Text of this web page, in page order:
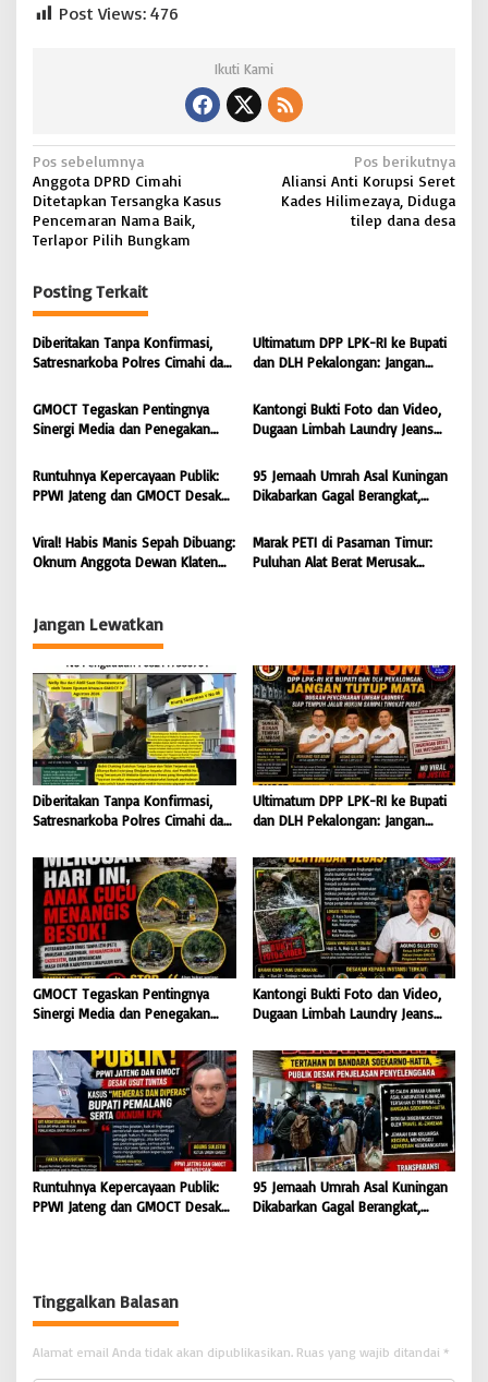
Post Views: 476
Ikuti Kami
N
a
v
g
a
s
p
o
s
Pos sebelumnya
Anggota DPRD Cimahi
Ditetapkan Tersangka Kasus
Pencemaran Nama Baik,
Terlapor Pilih Bungkam
Pos berikutnya
Aliansi Anti Korupsi Seret
Kades Hilimezaya, Diduga
tilep dana desa
Posting Terkait
Diberitakan Tanpa Konfirmasi,
Satresnarkoba Polres Cimahi dan
Sepihak
Ultimatum DPP LPK-RI ke Bupati
dan DLH Pekalongan: Jangan
Limbah Laundry, Siap Tempuh
Jalur Hukum Sampai Tingkat
Pusat
GMOCT Tegaskan Pentingnya
Sinergi Media dan Penegakan
Kabupaten Limapuluh Kota
Kantongi Bukti Foto dan Video,
Dugaan Limbah Laundry Jeans
RI dan GMOCT Desak KLH, Polri
Hingga Kejaksaan Bertindak
Runtuhnya Kepercayaan Publik:
PPWI Jateng dan GMOCT Desak
Diperas” Bupati Pemalang Serta
Oknum KPK
95 Jemaah Umrah Asal Kuningan
Dikabarkan Gagal Berangkat,
Komitmen Layanan Sesuai Aturan
Viral! Habis Manis Sepah Dibuang:
Oknum Anggota Dewan Klaten
keterangan
Marak PETI di Pasaman Timur:
Puluhan Alat Berat Merusak
Jangan Lewatkan
Diberitakan Tanpa Konfirmasi,
Satresnarkoba Polres Cimahi dan
Sepihak
Ultimatum DPP LPK-RI ke Bupati
dan DLH Pekalongan: Jangan
Limbah Laundry, Siap Tempuh
Jalur Hukum Sampai Tingkat
Pusat
GMOCT Tegaskan Pentingnya
Sinergi Media dan Penegakan
Kabupaten Limapuluh Kota
Kantongi Bukti Foto dan Video,
Dugaan Limbah Laundry Jeans
RI dan GMOCT Desak KLH, Polri
Hingga Kejaksaan Bertindak
Tegas
Runtuhnya Kepercayaan Publik:
PPWI Jateng dan GMOCT Desak
95 Jemaah Umrah Asal Kuningan
Dikabarkan Gagal Berangkat,
Tinggalkan Balasan
Alamat email Anda tidak akan dipublikasikan. Ruas yang wajib ditandai *